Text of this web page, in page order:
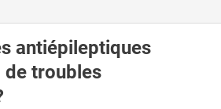
antiépileptiques
de troubles